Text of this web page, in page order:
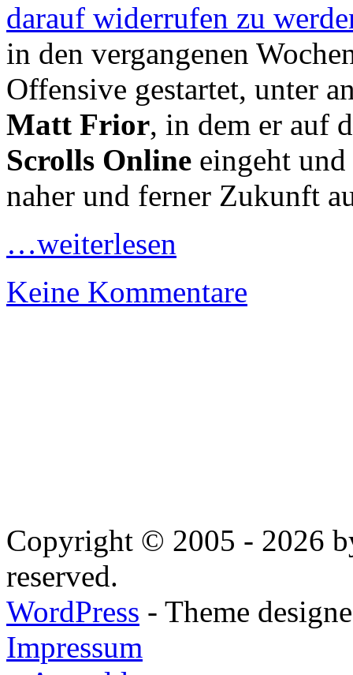
darauf widerrufen zu
in den vergangenen
Offensive gestartet, unter
Matt Frior, in dem er auf
Scrolls Online eingeht
naher und ferner Zukunft
…weiterlesen
Keine Kommentare
Copyright © 2005 - 2026
reserved.
WordPress - Theme
Impressum